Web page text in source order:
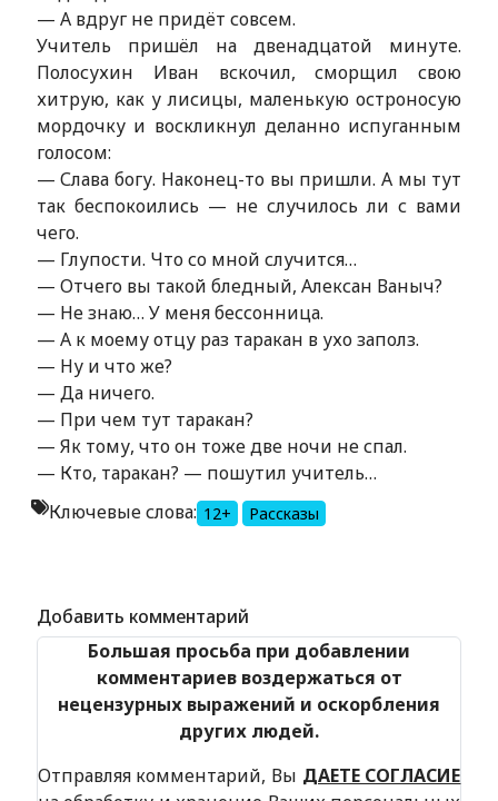
— А вдруг не придёт совсем.
Учитель пришёл на двенадцатой минуте.
Полосухин Иван вскочил, сморщил свою
хитрую, как у лисицы, маленькую остроносую
мордочку и воскликнул деланно испуганным
голосом:
— Слава богу. Наконец-то вы пришли. А мы тут
так беспокоились — не случилось ли с вами
чего.
— Глупости. Что со мной случится…
— Отчего вы такой бледный, Алексан Ваныч?
— Не знаю… У меня бессонница.
— А к моему отцу раз таракан в ухо заполз.
— Ну и что же?
— Да ничего.
— При чем тут таракан?
— Як тому, что он тоже две ночи не спал.
— Кто, таракан? — пошутил учитель…
Ключевые слова: 12+ Рассказы
Добавить комментарий
Большая просьба при добавлении
комментариев воздержаться от
нецензурных выражений и оскорбления
других людей.
Отправляя комментарий, Вы ДАЕТЕ СОГЛАСИЕ